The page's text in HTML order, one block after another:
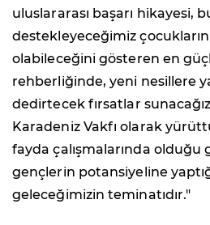
uluslararası başarı hikayesi,
destekleyeceğimiz
olabileceğini gösteren en
rehberliğinde, yeni nesillere
dedirtecek fırsatlar
Karadeniz Vakfı olarak
fayda çalışmalarında olduğu
gençlerin potansiyeline
geleceğimizin teminatıdır."